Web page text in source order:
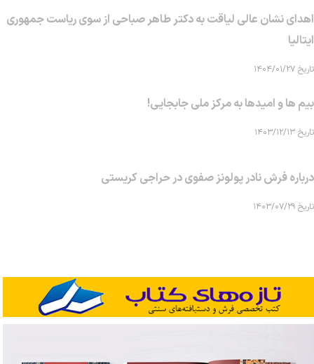
اهدای نشان عالی لیاقت به دکتر طاهر صباحی از سوی ریاست جمهوری
ایتالیا
تاریخ ۱۴۰۴/۰۱/۲۷
بیم ها و امیدها به مرکز ملی جابجایی!
تاریخ ۱۴۰۳/۱۲/۱۳
درباره فرش نادر پولونز صفوی در حراجی کریستی
تاریخ ۱۴۰۳/۰۷/۲۹